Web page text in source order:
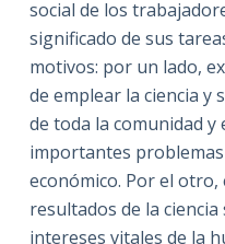
social de los
significado de sus
motivos: por un lado,
de emplear la ciencia y
de toda la comunidad y
importantes
económico. Por el
resultados de la
intereses vitales de la